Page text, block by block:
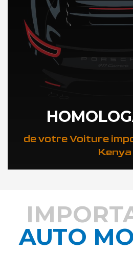
de votre Voiture
Kenya
DÉCOUVREZ
AUTO